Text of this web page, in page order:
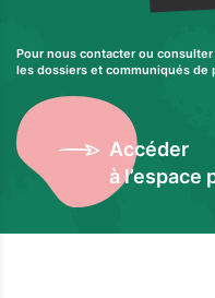
Pour nous contacter ou consulter
les dossiers et communiqués de
Accéder
à l’espace